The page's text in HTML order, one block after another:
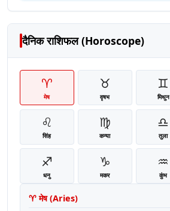
दैनिक राशिफल (Horoscope)
♈
मेष
♉
वृषभ
♊
मिथुन
♌
सिंह
♍
कन्या
♎
तुला
♐
धनु
♑
मकर
♒
कुंभ
♈ मेष(Aries)